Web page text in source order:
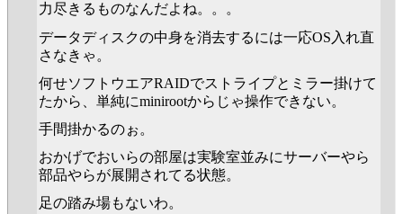
力尽きるものなんだよね。。。
データディスクの中身を消去するには一応OS入れ直
さなきゃ。
何せソフトウエアRAIDでストライプとミラー掛けて
たから、単純にminirootからじゃ操作できない。
手間掛かるのぉ。
おかげでおいらの部屋は実験室並みにサーバーやら
部品やらが展開されてる状態。
足の踏み場もないわ。